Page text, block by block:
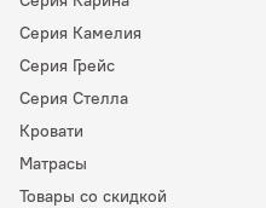
Серия Камелия
Серия Грейс
Серия Стелла
Кровати
Матрасы
Товары со скидкой